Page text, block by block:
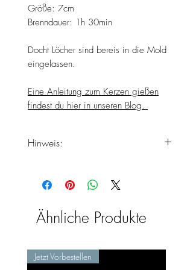
Größe: 7cm
Brenndauer: 1h 30min
Docht Löcher sind bereis in die Mold
eingelassen.
Eine Anleitung zum Kerzen gießen
findest du hier in unseren Blog.
Hinweis:
Produkte erst zu Ende der
da das Produkt erst frisch
handgefertigt wird.
Ähnliche Produkte
Jetzt Vorbestellen